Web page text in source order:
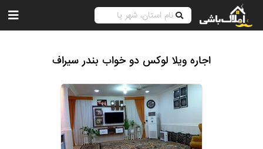
اجاره ویلا لوکس دو خواب بندر سیراف